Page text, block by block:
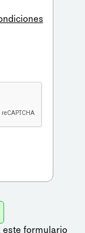
este formulario